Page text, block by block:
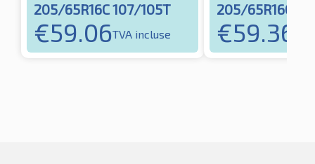
205/65R16C 107/105T
€59.06TVA incluse
205/65R16C
€59.36